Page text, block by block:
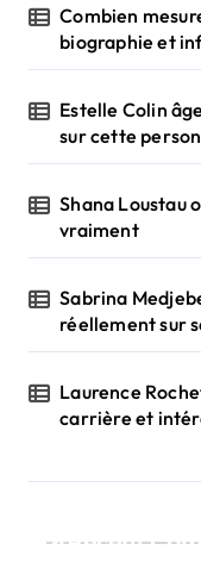
Combien
biographie et
Estelle Colin
sur cette
Shana Loustau
vraiment
Sabrina
réellement sur
Laurence
carrière et
Recent